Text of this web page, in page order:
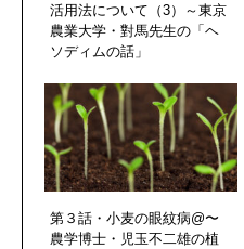
活用法について（3）～東京
農業大学・對馬先生の「ヘ
ソディムの話」
第３話・小麦の眼紋病@〜
農学博士・児玉不二雄の植